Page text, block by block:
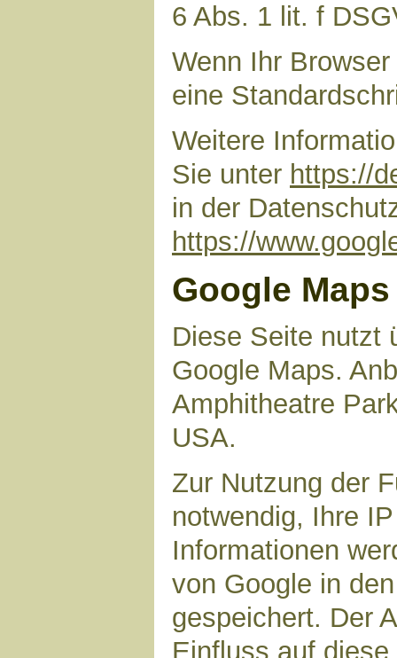
6 Abs. 1 lit. f
Wenn Ihr
eine
Weitere
Sie unter https://
in der
https://
Google Maps
Diese Seite nutzt
Google Maps.
Amphitheatre
USA.
Zur Nutzung der
notwendig, Ihre
Informationen
von Google in
gespeichert. Der
Einfluss auf